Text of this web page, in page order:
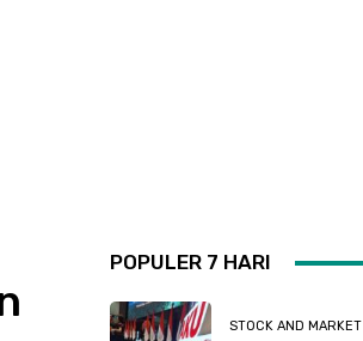
POPULER 7 HARI
STOCK AND MARKET